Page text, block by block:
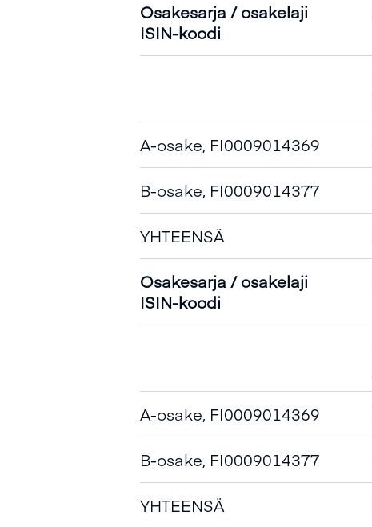
Osakesarja / osakelaji
ISIN-koodi
A-osake, FI0009014369
B-osake, FI0009014377
YHTEENSÄ
Osakesarja / osakelaji
ISIN-koodi
A-osake, FI0009014369
B-osake, FI0009014377
YHTEENSÄ